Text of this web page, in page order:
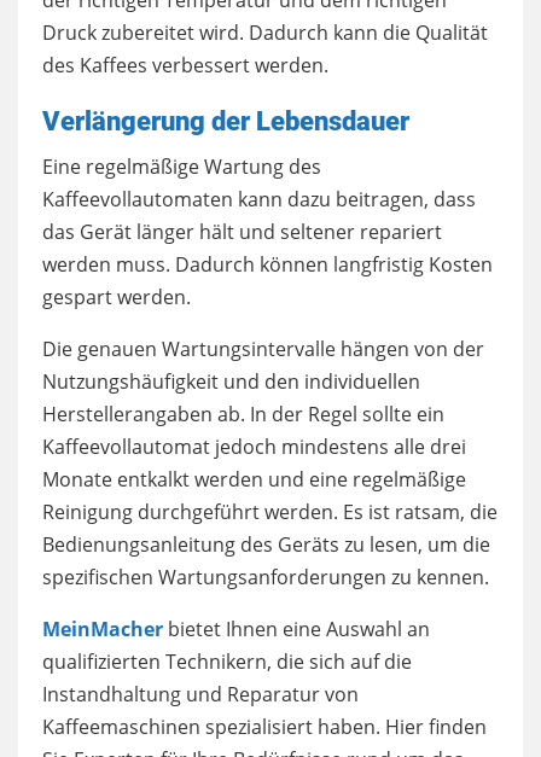
Druck zubereitet wird. Dadurch kann die Qualität
des Kaffees verbessert werden.
Verlängerung der Lebensdauer
Eine regelmäßige Wartung des
Kaffeevollautomaten kann dazu beitragen, dass
das Gerät länger hält und seltener repariert
werden muss. Dadurch können langfristig Kosten
gespart werden.
Die genauen Wartungsintervalle hängen von der
Nutzungshäufigkeit und den individuellen
Herstellerangaben ab. In der Regel sollte ein
Kaffeevollautomat jedoch mindestens alle drei
Monate entkalkt werden und eine regelmäßige
Reinigung durchgeführt werden. Es ist ratsam, die
Bedienungsanleitung des Geräts zu lesen, um die
spezifischen Wartungsanforderungen zu kennen.
MeinMacher bietet Ihnen eine Auswahl an
qualifizierten Technikern, die sich auf die
Instandhaltung und Reparatur von
Kaffeemaschinen spezialisiert haben. Hier finden